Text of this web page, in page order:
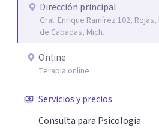
Dirección principal
Gral. Enrique Ramírez 102,
de Cabadas, Mich.
Online
Terapia online
Servicios y precios
Consulta para Psicología